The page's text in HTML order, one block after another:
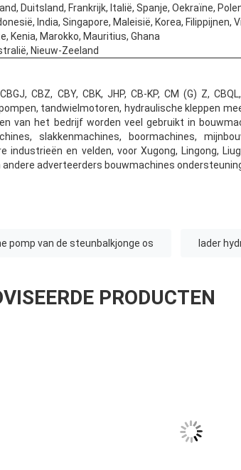
Duitsland, Frankrijk, Italië, Spanje, Oekraïne,
India, Singapore, Maleisië, Korea, Filippijnen,
Kenia, Marokko, Mauritius, Ghana
Nieuw-Zeeland
CBZ, CBY, CBK, JHP, CB-KP, CM (G) Z,
tandwielmotoren, hydraulische kleppen
van het bedrijf worden veel gebruikt in
slakkenmachines, boormachines,
en velden, voor Xugong, Lingong,
andere adverteerders bouwmachines
pomp van de steunbalkjonge os lader
PRODUCTEN